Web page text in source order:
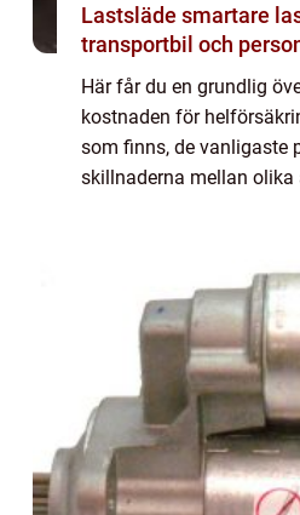
Lastsläde smartare lastning i pickup,
transportbil och
Här får du en grundlig
kostnaden för
som finns, de vanligaste
skillnaderna mellan olika